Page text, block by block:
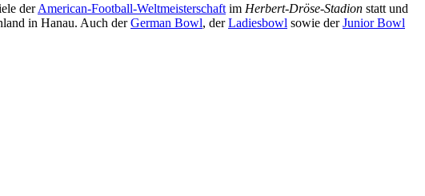
derAmerican-Football-Weltmeisterschaft im Herbert-Dröse-Stadion statt und
in Hanau. Auch derGerman Bowl, derLadiesbowl sowie derJunior Bowl